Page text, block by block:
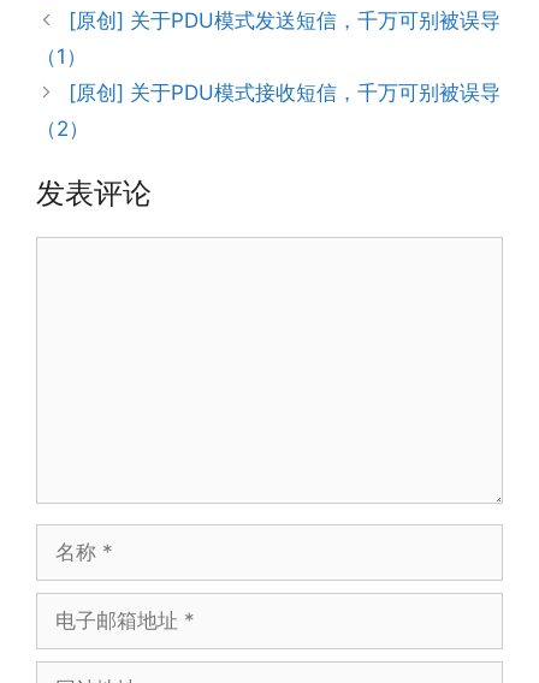
[原创] 关于PDU模式发送短信，千万可别被误导
（1）
[原创] 关于PDU模式接收短信，千万可别被误导
（2）
发表评论
邮